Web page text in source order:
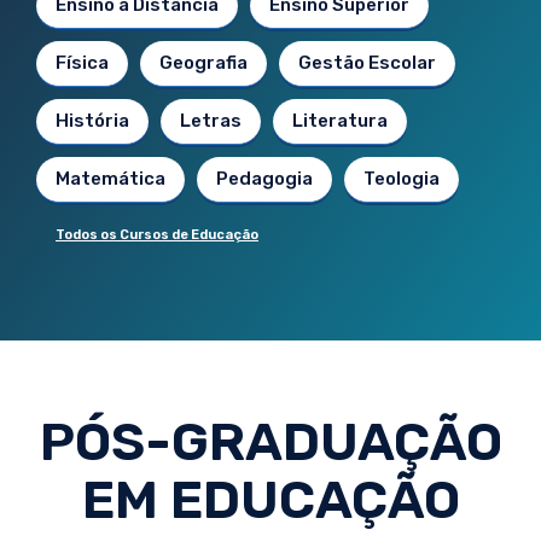
Física Geografia Gestão Escolar
História Letras Literatura
Matemática Pedagogia Teologia
Todos os Cursos de Educação
PÓS-GRADUAÇÃO
EM EDUCAÇÃO